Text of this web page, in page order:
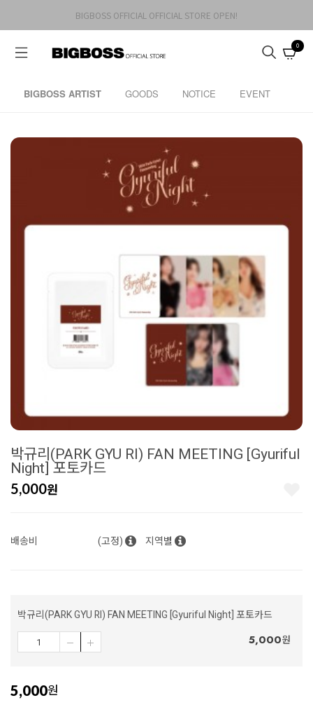
BIGBOSS OFFICIAL OFFICIAL STORE OPEN!
0
BIGBOSS ARTIST GOODS NOTICE EVENT
박규리(PARK GYU RI) FAN MEETING [Gyuriful
Night] 포토카드
5,000원
배송비 (고정) 지역별
박규리(PARK GYU RI) FAN MEETING [Gyuriful Night] 포토카드
5,000원
5,000원